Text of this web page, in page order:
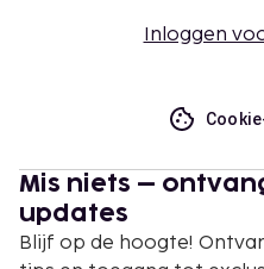
Inloggen
Mis niets –
updates
Blijf op de hoogte!